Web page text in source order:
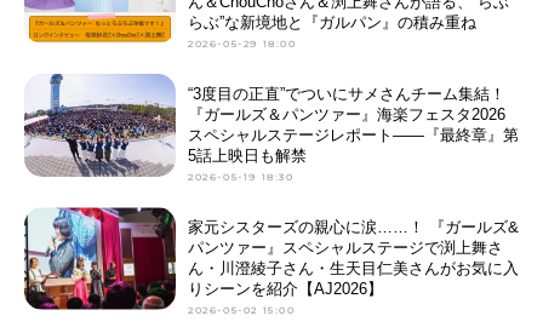
らぶ”な新境地と『ガルパン』の積み重ね
2026-05-29 18:00
“3度目の正直”でついにサメさんチーム集結！
『ガールズ＆パンツァー』海楽フェスタ2026
スペシャルステージレポート――『最終章』第
5話上映日も解禁
2026-05-19 18:30
家元シスターズの親心に涙……！ 『ガールズ&
パンツァー』スペシャルステージで渕上舞さ
ん・川澄綾子さん・生天目仁美さんがお気に入
りシーンを紹介【AJ2026】
2026-05-02 15:00